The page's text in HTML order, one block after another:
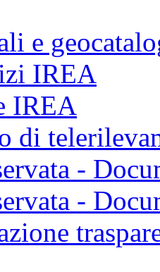
e
IREA
IREA
di
-
-